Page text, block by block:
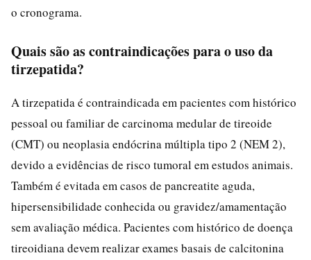
o cronograma.
Quais são as contraindicações para o uso da
tirzepatida?
A tirzepatida é contraindicada em pacientes com histórico
pessoal ou familiar de carcinoma medular de tireoide
(CMT) ou neoplasia endócrina múltipla tipo 2 (NEM 2),
devido a evidências de risco tumoral em estudos animais.
Também é evitada em casos de pancreatite aguda,
hipersensibilidade conhecida ou gravidez/amamentação
sem avaliação médica. Pacientes com histórico de doença
tireoidiana devem realizar exames basais de calcitonina